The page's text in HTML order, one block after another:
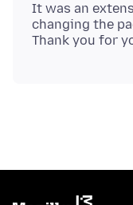
It was an
changing the